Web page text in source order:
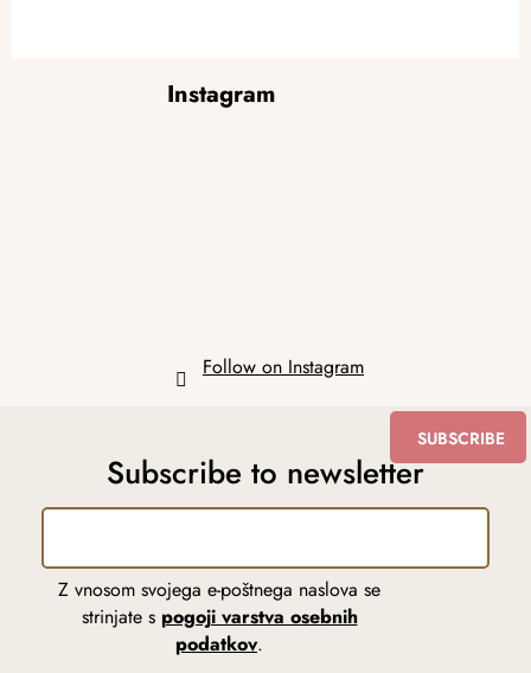
Instagram
Follow on Instagram
Subscribe to newsletter
Z vnosom svojega e-poštnega naslova se
strinjate s pogoji varstva osebnih
podatkov.
SUBSCRIBE